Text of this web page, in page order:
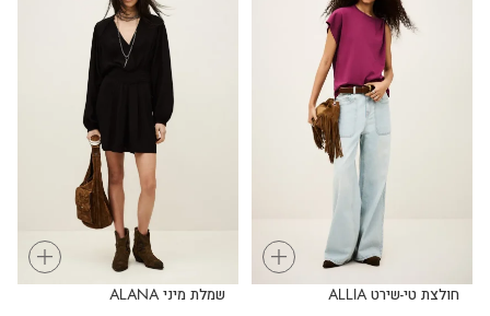
+
חולצת טי-שירט ALLIA
+
שמלת מיני ALANA